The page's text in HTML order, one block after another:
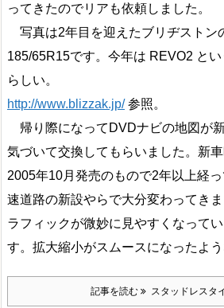
ってきたのでリアも依頼しました。
写真は2年目を迎えたブリヂストン
185/65R15です。今年は REVO2 と
らしい。
http://www.blizzak.jp/参照。
帰り際になってDVDナビの地図が
気づいて交換してもらいました。新
2005年10月発売のもので2年以上経
速道路の新設やらで大分変わってき
ラフィックが微妙に見やすくなって
す。拡大縮小がスムースになったよう
記事を読む スタッドレスタ